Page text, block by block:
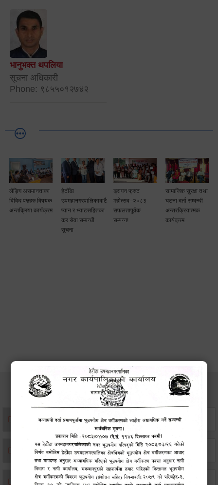
भानुभक्त थपलिया
सूचना अधिकारी
Phone: ९८५५०१२७४२
लैङ्गि असमानताका
विबिध पक्षहरु विषयक
अन्तक्रिया कार्यक्रम
हेटौँडा
उपमहानगरपालिकाबाटै
प्यान र भ्याटसहितका
कर सेवा सम्बन्धी
सूचना
ड्रागन फ्रुट
महोत्सव–२०८३
सफलतापूर्वक
सम्पन्न!
सामाजिक सुरक्षा तथा
घटना दर्ता सम्बन्धी
अन्तरक्रियात्मक
कार्यक्रम
सेवाहरु
संस्था दर्ता सिफारिस
एकिकृत सम्पत्ति कर/घर जग्गा कर
विवाह दर्ता